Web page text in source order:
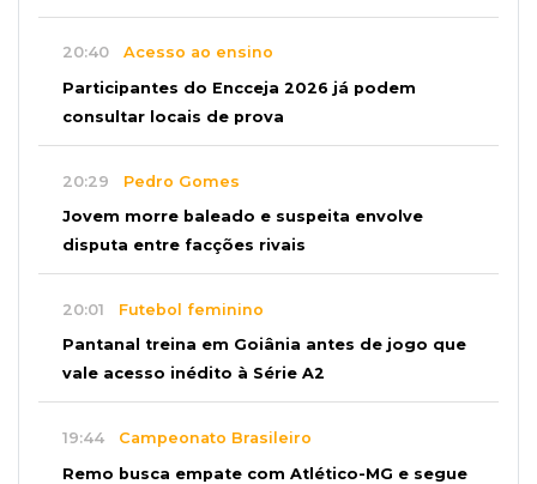
20:40 Acesso ao ensino
Participantes do Encceja 2026 já podem
consultar locais de prova
20:29 Pedro Gomes
Jovem morre baleado e suspeita envolve
disputa entre facções rivais
20:01 Futebol feminino
Pantanal treina em Goiânia antes de jogo que
vale acesso inédito à Série A2
19:44 Campeonato Brasileiro
Remo busca empate com Atlético-MG e segue